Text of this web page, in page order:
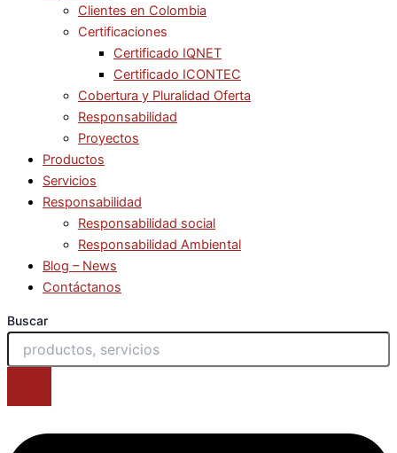
Clientes en Colombia
Certificaciones
Certificado IQNET
Certificado ICONTEC
Cobertura y Pluralidad Oferta
Responsabilidad
Proyectos
Productos
Servicios
Responsabilidad
Responsabilidad social
Responsabilidad Ambiental
Blog – News
Contáctanos
Buscar